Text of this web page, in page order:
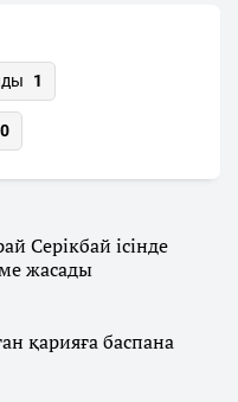
1
0
Серікбай ісінде
жасады
қарияға баспана